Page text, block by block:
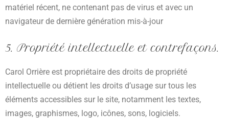
matériel récent, ne contenant pas de virus et avec un
navigateur de dernière génération mis-à-jour
5. Propriété intellectuelle et contrefaçons.
Carol Orrière est propriétaire des droits de propriété
intellectuelle ou détient les droits d’usage sur tous les
éléments accessibles sur le site, notamment les textes,
images, graphismes, logo, icônes, sons, logiciels.